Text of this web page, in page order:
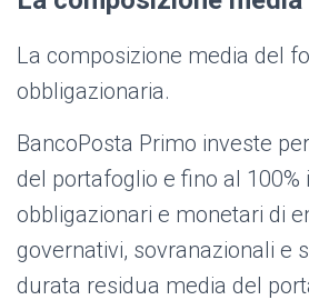
La composizione media del
obbligazionaria.
BancoPosta Primo investe
del portafoglio e fino al 100%
obbligazionari e monetari di
governativi, sovranazionali e
durata residua media del